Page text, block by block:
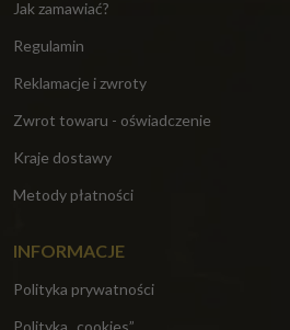
Jak zamawiać?
Regulamin
Reklamacje i zwroty
Zwrot towaru - oświadczenie
Kraje dostawy
Metody płatności
INFORMACJE
Polityka prywatności
Polityka „cookies”